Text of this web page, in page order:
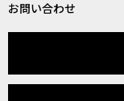
お問い合わせ